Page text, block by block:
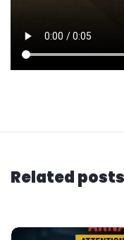
Related posts